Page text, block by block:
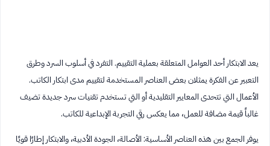
يعد الابتكار أحد العوامل المتعلقة بعملية التقييم. التفرد في أسلوب السرد وطرق
التعبير عن الفكرة يمثلان بعض العناصر المستخدمة لتقييم مدى ابتكار الكاتب.
الأعمال التي تتحدى المعايير التقليدية أو التي تستخدم تقنيات سرد جديدة تضيف
غالباً قيمة مضافة للعمل، مما يعكس رقي التجربة الإبداعية للكاتب.
يوفر الجمع بين هذه العناصر الأساسية: الأصالة، الجودة الأدبية، والابتكار إطارًا قويًا